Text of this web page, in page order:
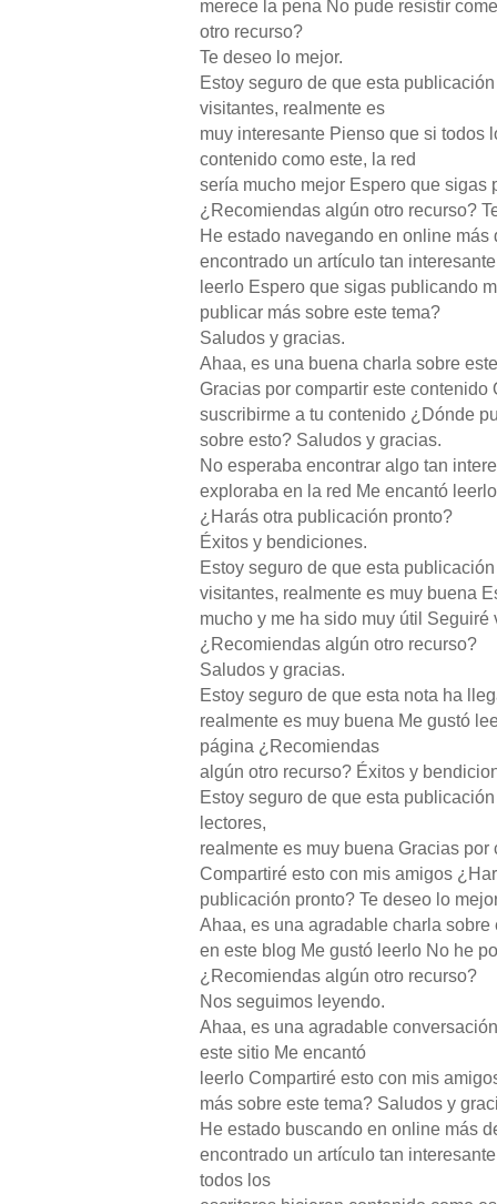
merece la pena No pude resistir
otro recurso?
Te deseo lo mejor.
Estoy seguro de que esta
visitantes, realmente es
muy interesante Pienso que si todos
contenido como este, la red
sería mucho mejor Espero que sigas
¿Recomiendas algún otro recurso?
He estado navegando en online más
encontrado un artículo tan
leerlo Espero que sigas publicando
publicar más sobre este tema?
Saludos y gracias.
Ahaa, es una buena charla sobre
Gracias por compartir este contenido
suscribirme a tu contenido ¿Dónde
sobre esto? Saludos y gracias.
No esperaba encontrar algo tan
exploraba en la red Me encantó
¿Harás otra publicación pronto?
Éxitos y bendiciones.
Estoy seguro de que esta
visitantes, realmente es muy buena
mucho y me ha sido muy útil Seguiré
¿Recomiendas algún otro recurso?
Saludos y gracias.
Estoy seguro de que esta nota ha
realmente es muy buena Me gustó
página ¿Recomiendas
algún otro recurso? Éxitos y
Estoy seguro de que esta
lectores,
realmente es muy buena Gracias
Compartiré esto con mis amigos
publicación pronto? Te deseo lo
Ahaa, es una agradable charla sobre
en este blog Me gustó leerlo No he
¿Recomiendas algún otro recurso?
Nos seguimos leyendo.
Ahaa, es una agradable
este sitio Me encantó
leerlo Compartiré esto con mis
más sobre este tema? Saludos y
He estado buscando en online más
encontrado un artículo tan
todos los